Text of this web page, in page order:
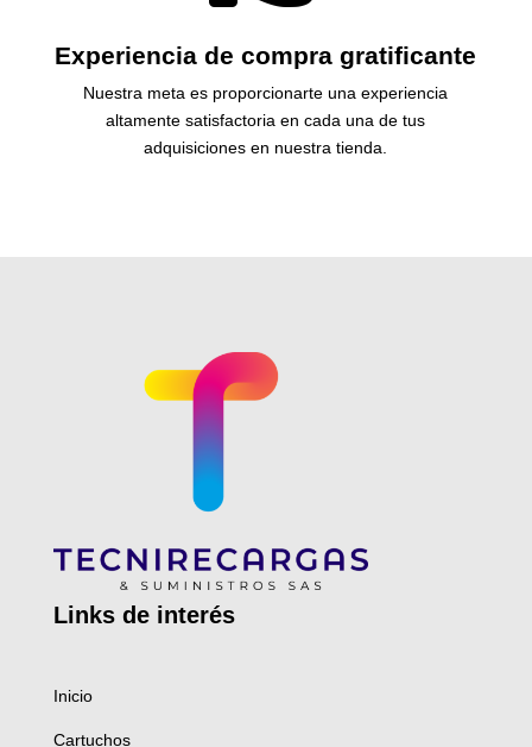
Experiencia de compra gratificante
Nuestra meta es proporcionarte una experiencia
altamente satisfactoria en cada una de tus
adquisiciones en nuestra tienda.
Links de interés
Inicio
Cartuchos